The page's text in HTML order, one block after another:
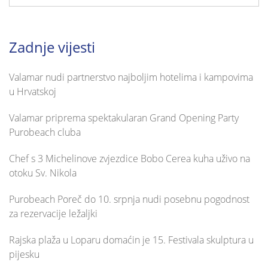
Zadnje vijesti
Valamar nudi partnerstvo najboljim hotelima i kampovima
u Hrvatskoj
Valamar priprema spektakularan Grand Opening Party
Purobeach cluba
Chef s 3 Michelinove zvjezdice Bobo Cerea kuha uživo na
otoku Sv. Nikola
Purobeach Poreč do 10. srpnja nudi posebnu pogodnost
za rezervacije ležaljki
Rajska plaža u Loparu domaćin je 15. Festivala skulptura u
pijesku